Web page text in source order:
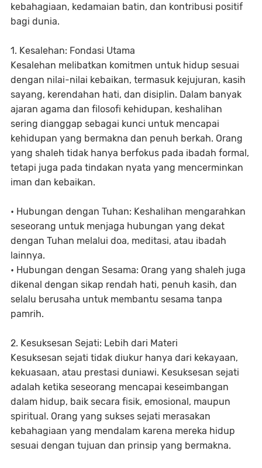
kebahagiaan, kedamaian batin, dan kontribusi positif
bagi dunia.
1. Kesalehan: Fondasi Utama
Kesalehan melibatkan komitmen untuk hidup sesuai
dengan nilai-nilai kebaikan, termasuk kejujuran, kasih
sayang, kerendahan hati, dan disiplin. Dalam banyak
ajaran agama dan filosofi kehidupan, keshalihan
sering dianggap sebagai kunci untuk mencapai
kehidupan yang bermakna dan penuh berkah. Orang
yang shaleh tidak hanya berfokus pada ibadah formal,
tetapi juga pada tindakan nyata yang mencerminkan
iman dan kebaikan.
• Hubungan dengan Tuhan: Keshalihan mengarahkan
seseorang untuk menjaga hubungan yang dekat
dengan Tuhan melalui doa, meditasi, atau ibadah
lainnya.
• Hubungan dengan Sesama: Orang yang shaleh juga
dikenal dengan sikap rendah hati, penuh kasih, dan
selalu berusaha untuk membantu sesama tanpa
pamrih.
2. Kesuksesan Sejati: Lebih dari Materi
Kesuksesan sejati tidak diukur hanya dari kekayaan,
kekuasaan, atau prestasi duniawi. Kesuksesan sejati
adalah ketika seseorang mencapai keseimbangan
dalam hidup, baik secara fisik, emosional, maupun
spiritual. Orang yang sukses sejati merasakan
kebahagiaan yang mendalam karena mereka hidup
sesuai dengan tujuan dan prinsip yang bermakna.